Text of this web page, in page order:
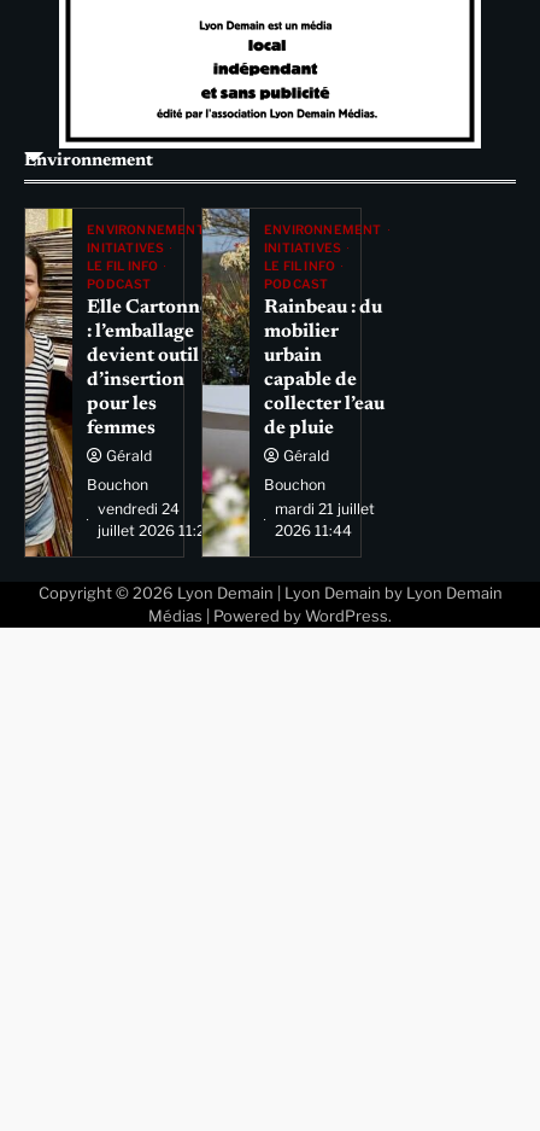
Environnement
ENVIRONNEMENT
INITIATIVES
LE FIL INFO
PODCAST
Elle Cartonne
: l’emballage
devient outil
d’insertion
pour les
femmes
Gérald
Bouchon
vendredi 24
juillet 2026 11:29
ENVIRONNEMENT
INITIATIVES
LE FIL INFO
PODCAST
Rainbeau : du
mobilier
urbain
capable de
collecter l’eau
de pluie
Gérald
Bouchon
mardi 21 juillet
2026 11:44
Copyright © 2026 Lyon Demain | Lyon Demain by Lyon Demain
Médias | Powered by WordPress.